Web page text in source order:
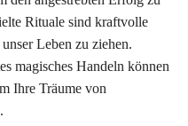
Rituale sind kraftvolle
Leben zu ziehen.
magisches Handeln können
Ihre Träume von